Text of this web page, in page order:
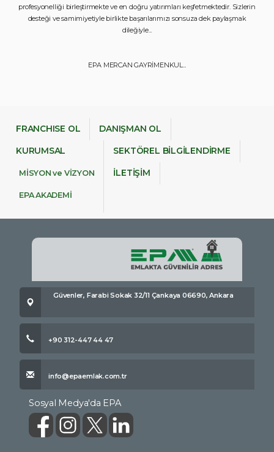
profesyonelliği birleştirmekte ve en doğru yatırımları keşfetmektedir. Sizlerin
desteği ve samimiyetiyle birlikte başarılarımızı sonsuza dek paylaşmak
dileğiyle...
EPA MERCAN GAYRİMENKUL...
FRANCHISE OL DANIŞMAN OL
KURUMSAL
MİSYON ve VİZYON
EPA AKADEMİ
SEKTÖREL BİLGİLENDİRME
İLETİŞİM
Güvenler, Farabi Sokak 32/11 Çankaya 06690, Ankara
+90 312-447 44 47
info@epaemlak.com.tr
Sosyal Medya'da EPA